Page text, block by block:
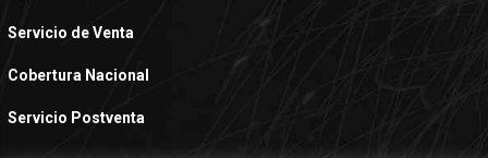
Servicio de Venta
Cobertura Nacional
Servicio Postventa